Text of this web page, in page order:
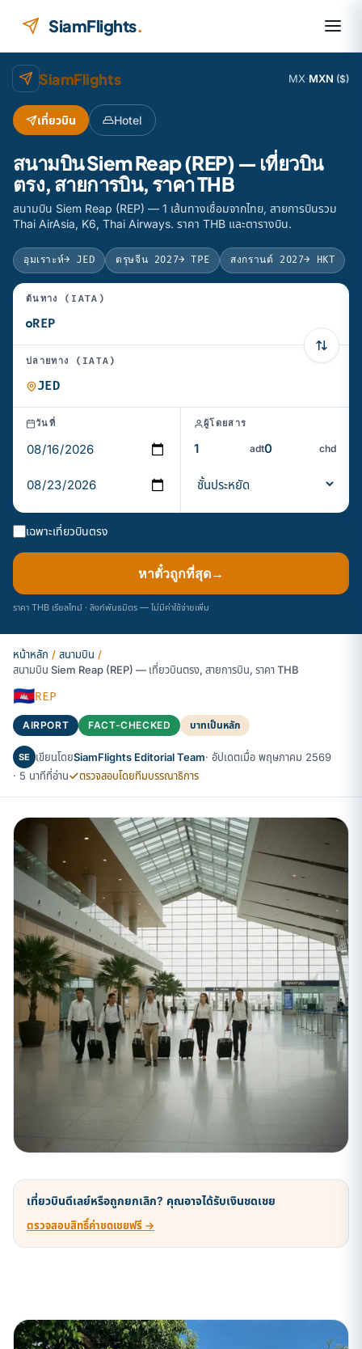
SiamFlights.
SiamFlights MX·MXN ($)
เที่ยวบิน Hotel
สนามบิน Siem Reap (REP) — เที่ยวบิน
ตรง, สายการบิน, ราคา THB
สนามบิน Siem Reap (REP) — 1 เส้นทางเชื่อมจากไทย, สายการบินรวม
Thai AirAsia, K6, Thai Airways. ราคา THB และตารางบิน.
อุมเราะห์→ JED ตรุษจีน 2027→ TPE สงกรานต์ 2027→ HKT
ต้นทาง (IATA)
ปลายทาง (IATA)
วันที่ ผู้โดยสาร
adt chd
เฉพาะเที่ยวบินตรง
หาตั๋วถูกที่สุด→
ราคา THB เรียลไทม์ · ลิงก์พันธมิตร — ไม่มีค่าใช้จ่ายเพิ่ม
หน้าหลัก / สนามบิน /
สนามบิน Siem Reap (REP) — เที่ยวบินตรง, สายการบิน, ราคา THB
🇰🇭REP
AIRPORT FACT-CHECKED บาทเป็นหลัก
SE เขียนโดยSiamFlights Editorial Team· อัปเดตเมื่อ พฤษภาคม 2569
· 5 นาทีที่อ่าน
ตรวจสอบโดยทีมบรรณาธิการ
เที่ยวบินดีเลย์หรือถูกยกเลิก? คุณอาจได้รับเงินชดเชย
ตรวจสอบสิทธิ์ค่าชดเชยฟรี →